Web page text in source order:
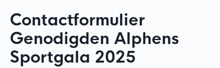
Contactformulier
Genodigden Alphens
Sportgala 2025